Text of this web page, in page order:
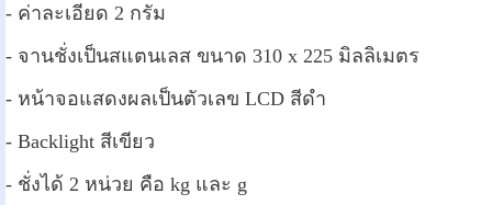
- ค่าละเอียด 2 กรัม
- จานชั่งเป็นสแตนเลส ขนาด 310 x 225 มิลลิเมตร
- หน้าจอแสดงผลเป็นตัวเลข LCD สีดำ
- Backlight สีเขียว
- ชั่งได้ 2 หน่วย คือ kg และ g